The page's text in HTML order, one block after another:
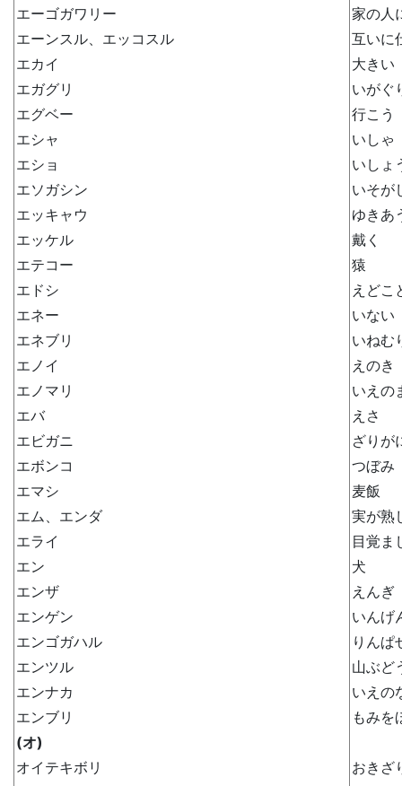
エーゴガワリー
家の人
エーンスル、エッコスル
互いに
エカイ
大きい
エガグリ
いがぐ
エグベー
行こう
エシャ
いしゃ
エショ
いしょ
エソガシン
いそが
エッキャウ
ゆきあ
エッケル
戴く
エテコー
猿
エドシ
えどこ
エネー
いない
エネブリ
いねむ
エノイ
えのき
エノマリ
いえの
エバ
えさ
エビガニ
ざりが
エボンコ
つぼみ
エマシ
麦飯
エム、エンダ
実が熟
エライ
目覚ま
エン
犬
エンザ
えんぎ
エンゲン
いんげ
エンゴガハル
りんぱ
エンツル
山ぶど
エンナカ
いえの
エンブリ
もみを
(オ)
オイテキボリ
おきざ